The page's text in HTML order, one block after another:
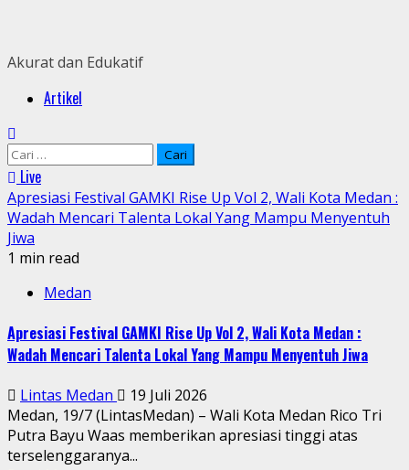
content
Akurat dan Edukatif
PrimaryArtikel
Cari
untuk:
Live
Apresiasi Festival GAMKI Rise Up Vol 2, Wali Kota Medan :
Wadah Mencari Talenta Lokal Yang Mampu Menyentuh
Jiwa
1 min read
Medan
Apresiasi Festival GAMKI Rise Up Vol 2, Wali Kota Medan :
Wadah Mencari Talenta Lokal Yang Mampu Menyentuh Jiwa
Lintas Medan
19 Juli 2026
Medan, 19/7 (LintasMedan) – Wali Kota Medan Rico Tri
Putra Bayu Waas memberikan apresiasi tinggi atas
terselenggaranya...